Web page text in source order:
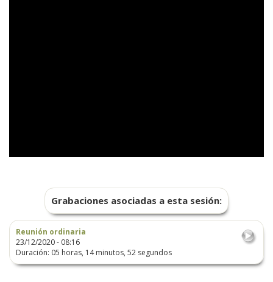
Grabaciones asociadas a esta sesión:
Reunión ordinaria
23/12/2020 - 08:16
Duración: 05 horas, 14 minutos, 52 segundos